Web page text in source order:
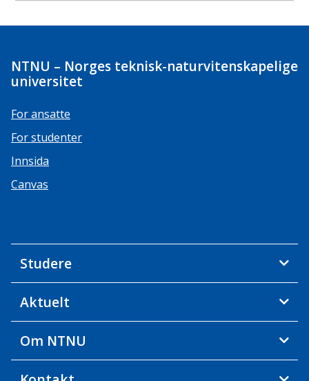
NTNU – Norges teknisk-naturvitenskapelige
universitet
For ansatte
For studenter
Innsida
Canvas
Studere
Aktuelt
Om NTNU